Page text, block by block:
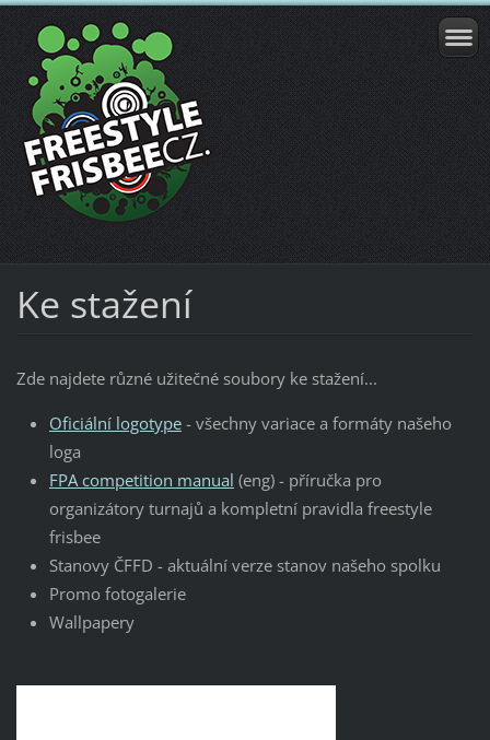
Ke stažení
Zde najdete různé užitečné soubory ke stažení...
Oficiální logotype- všechny variace a formáty našeho
loga
FPA competition manual (eng) - příručka pro
organizátory turnajů a kompletní pravidla freestyle
frisbee
Stanovy ČFFD - aktuální verze stanov našeho spolku
Promo fotogalerie
Wallpapery